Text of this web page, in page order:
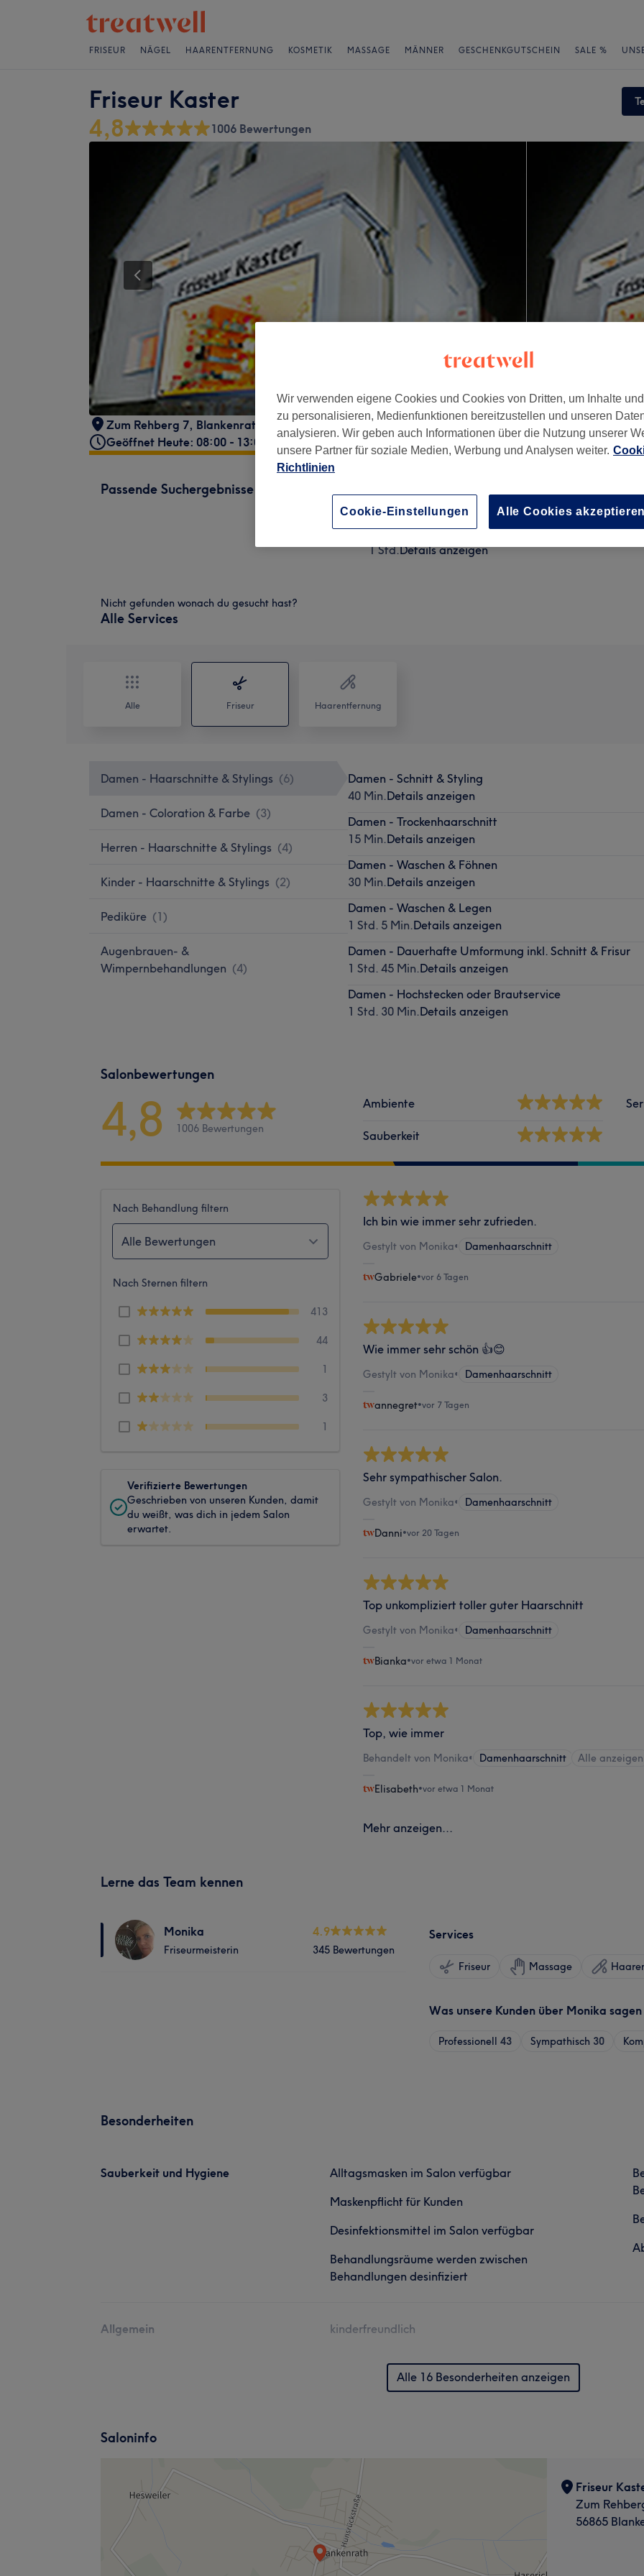
FRISEUR NÄGEL HAARENTFERNUNG KOSMETIK MASSAGE MÄNNER GESCHENKGUTSCHEIN SALE %
Friseur Kaster
4,8 1006 Bewertungen
Zum Rehberg 7, Blankenrath
56865
Geöffnet Heute: 08:00 - 13:00
Passende Suchergebnisse
30 Min.Details anzeigen
Herren - Farbe & Haarschnitt
1 Std.Details anzeigen
Nicht gefunden wonach du gesucht hast?
Alle Services
Alle Friseur Haarentfernung
Damen - Haarschnitte & Stylings (6)
Damen - Coloration & Farbe (3)
Herren - Haarschnitte & Stylings (4)
Kinder - Haarschnitte & Stylings (2)
Pediküre (1)
Augenbrauen- &
Wimpernbehandlungen (4)
Damen - Schnitt & Styling
40 Min.Details anzeigen
Damen - Trockenhaarschnitt
15 Min.Details anzeigen
Damen - Waschen & Föhnen
30 Min.Details anzeigen
Damen - Waschen & Legen
1 Std. 5 Min.Details anzeigen
Damen - Dauerhafte Umformung inkl. Schnitt & Frisur
1 Std. 45 Min.Details anzeigen
Damen - Hochstecken oder Brautservice
1 Std. 30 Min.Details anzeigen
Salonbewertungen
4,8 1006 Bewertungen
Ambiente
Sauberkeit
Nach Behandlung filtern
Alle Bewertungen
Nach Sternen filtern
413
44
1
3
1
Verifizierte Bewertungen
Geschrieben von unseren Kunden, damit
du weißt, was dich in jedem Salon
erwartet.
Ich bin wie immer sehr zufrieden.
Gestylt von Monika• Damenhaarschnitt
Gabriele•vor 6 Tagen
Wie immer sehr schön 👍😊
Gestylt von Monika• Damenhaarschnitt
annegret•vor 7 Tagen
Sehr sympathischer Salon.
Gestylt von Monika• Damenhaarschnitt
Danni•vor 20 Tagen
Top unkompliziert toller guter Haarschnitt
Gestylt von Monika• Damenhaarschnitt
Bianka•vor etwa 1 Monat
Top, wie immer
Behandelt von Monika• Damenhaarschnitt Alle anzeigen
Elisabeth•vor etwa 1 Monat
Mehr anzeigen...
Lerne das Team kennen
Monika
Friseurmeisterin
4.9
345 Bewertungen
Services
Friseur Massage
Was unsere Kunden über Monika sagen
Professionell 43 Sympathisch 30
Besonderheiten
Sauberkeit und Hygiene
Alltagsmasken im Salon verfügbar
Maskenpflicht für Kunden
Desinfektionsmittel im Salon verfügbar
Behandlungsräume werden zwischen
Behandlungen desinfiziert
Allgemein kinderfreundlich
Alle 16 Besonderheiten anzeigen
Saloninfo
Friseur
Zum
56865
Wir verwenden eigene Cookies und Cookies von Dritten, um Inhalte
zu personalisieren, Medienfunktionen bereitzustellen und unseren
analysieren. Wir geben auch Informationen über die Nutzung unserer
unsere Partner für soziale Medien, Werbung und Analysen weiter.
Richtlinien
Cookie-Einstellungen Alle Cookies akzeptieren